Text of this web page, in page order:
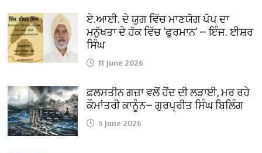
ਏ.ਆਈ. ਦੇ ਯੁਗ ਵਿੱਚ ਮਾਣਯੋਗ ਪੋਪ ਦਾ
ਮਨੁੱਖਤਾ ਦੇ ਹੱਕ ਵਿੱਚ ‘ਫੁਰਮਾਨ’ — ਇੰਜ. ਈਸ਼ਰ
ਸਿੰਘ
11 June 2026
ਫ਼ਲਸਤੀਨ ਗਜ਼ਾ ਵਲੋਂ ਹੋਂਦ ਦੀ ਲੜਾਈ, ਮਰ ਰਹੇ
ਕੌਮਾਂਤਰੀ ਕਾਨੂੰਨ— ਗੁਰਪ੍ਰੀਤ ਸਿੰਘ ਬਿਲਿੰਗ
5 June 2026